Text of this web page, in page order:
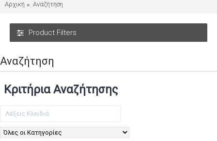
Αρχική Αναζήτηση
Product Filters
Αναζήτηση
Κριτήρια Αναζήτησης